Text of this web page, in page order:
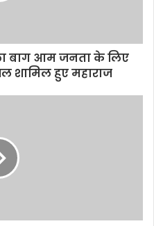
बाग आम जनता के लिए
शामिल हुए महाराज